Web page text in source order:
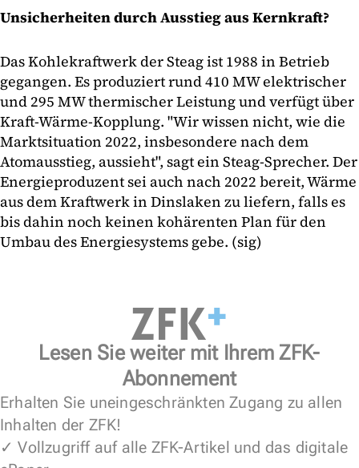
Unsicherheiten durch Ausstieg aus Kernkraft?
Das Kohlekraftwerk der Steag ist 1988 in Betrieb
gegangen. Es produziert rund 410 MW elektrischer
und 295 MW thermischer Leistung und verfügt über
Kraft-Wärme-Kopplung. "Wir wissen nicht, wie die
Marktsituation 2022, insbesondere nach dem
Atomausstieg, aussieht", sagt ein Steag-Sprecher. Der
Energieproduzent sei auch nach 2022 bereit, Wärme
aus dem Kraftwerk in Dinslaken zu liefern, falls es
bis dahin noch keinen kohärenten Plan für den
Umbau des Energiesystems gebe. (sig)
Lesen Sie weiter mit Ihrem ZFK-
Abonnement
Erhalten Sie uneingeschränkten Zugang zu allen
Inhalten der ZFK!
✓ Vollzugriff auf alle ZFK-Artikel und das digitale